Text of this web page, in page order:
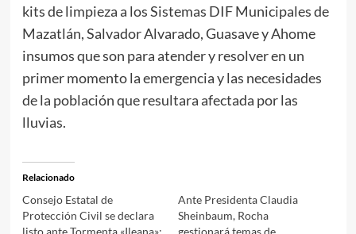
kits de limpieza a los Sistemas DIF Municipales de
Mazatlán, Salvador Alvarado, Guasave y Ahome
insumos que son para atender y resolver en un
primer momento la emergencia y las necesidades
de la población que resultara afectada por las
lluvias.
Relacionado
Consejo Estatal de
Protección Civil se declara
Ante Presidenta Claudia
Sheinbaum, Rocha